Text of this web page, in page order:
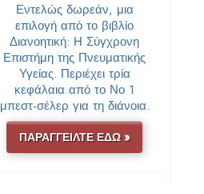
Εντελώς δωρεάν, μια
επιλογή από το βιβλίο
Διανοητική: Η Σύγχρονη
Επιστήμη της Πνευματικής
Υγείας. Περιέχει τρία
κεφάλαια από το Νο 1
μπεστ-σέλερ για τη διάνοια.
ΠΑΡΑΓΓΕΙΛΤΕ ΕΔΩ »